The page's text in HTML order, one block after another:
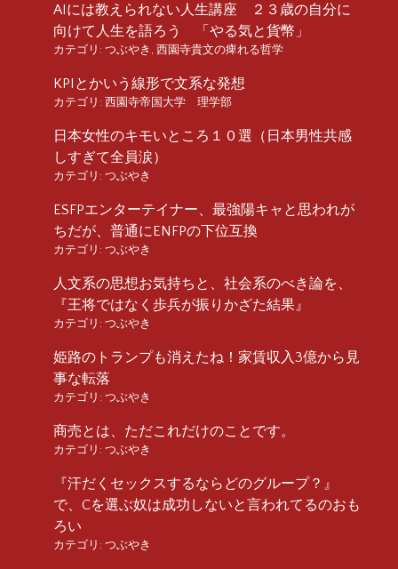
AIには教えられない人生講座 ２３歳の自分に
向けて人生を語ろう 「やる気と貨幣」
カテゴリ: つぶやき 西園寺貴文の痺れる哲学
KPIとかいう線形で文系な発想
カテゴリ: 西園寺帝国大学 理学部
日本女性のキモいところ１０選（日本男性共感
しすぎて全員涙）
カテゴリ: つぶやき
ESFPエンターテイナー、最強陽キャと思われが
ちだが、普通にENFPの下位互換
カテゴリ: つぶやき
人文系の思想お気持ちと、社会系のべき論を、
『王将ではなく歩兵が振りかざた結果』
カテゴリ: つぶやき
姫路のトランプも消えたね！家賃収入3億から見
事な転落
カテゴリ: つぶやき
商売とは、ただこれだけのことです。
カテゴリ: つぶやき
『汗だくセックスするならどのグループ？』
で、Cを選ぶ奴は成功しないと言われてるのおも
ろい
カテゴリ: つぶやき